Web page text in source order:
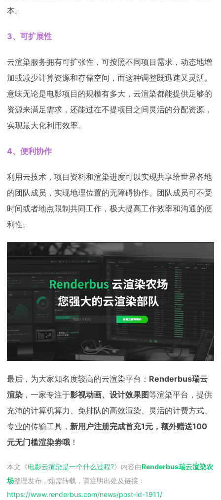
本。
3、可扩展性
云渲染服务拥有可扩张性，可按照不同项目需求，动态地增
加或减少计算资源和存储空间，而这种调整既迅速又灵活。
意味无论是电影项目的规模有多大，云渲染都能提供足够的
资源来满足需求，还能过在不提项目之间灵活的分配资源，
实现最大化利用效率。
4、便利协作
利用云技术，项目资料和渲染进度可以实现共享给世界各地
的团队成员，实现地理位置的无障碍协作。团队成员可不受
时间或者地点限制共同工作，极大提高工作效率和沟通的便
利性。
最后，为大家知名度较高的云渲染平台： Renderbus瑞云
渲染 ，一家专注于影视动画、设计效果图等渲染平台，提供
充沛的计算机算力、免排队的高效渲染、灵活的计费方式、
专业的传输工具， 新用户注册完成首充1元，额外赠送100
元无门槛渲染劵哦 ！
本文《电影云渲染是一个什么过程?》内容由Renderbus瑞云渲染农
场整理发布，如需转载，请注明出处及链接：
https://www.renderbus.com/news/post-id-1911/